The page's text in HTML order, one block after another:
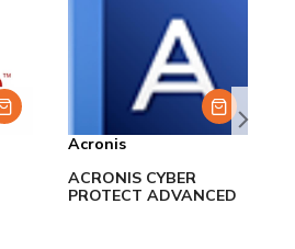
Acronis
ACRONIS CYBER
PROTECT ADVANCED